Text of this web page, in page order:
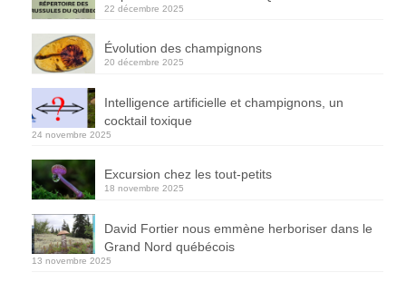
22 décembre 2025
Évolution des champignons
20 décembre 2025
Intelligence artificielle et champignons, un
cocktail toxique
24 novembre 2025
Excursion chez les tout-petits
18 novembre 2025
David Fortier nous emmène herboriser dans le
Grand Nord québécois
13 novembre 2025